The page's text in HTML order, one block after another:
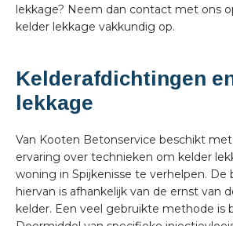
lekkage? Neem dan contact met ons
kelder lekkage vakkundig op.
Kelderafdichtingen
lekkage
Van Kooten Betonservice beschikt
ervaring over technieken om kelder
woning in Spijkenisse te verhelpen. De
hiervan is afhankelijk van de ernst van
kelder. Een veel gebruikte methode is